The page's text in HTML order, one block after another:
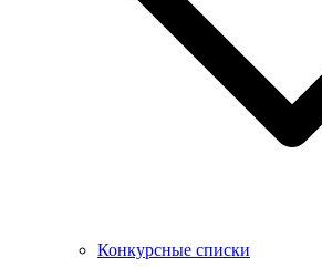
Конкурсные списки